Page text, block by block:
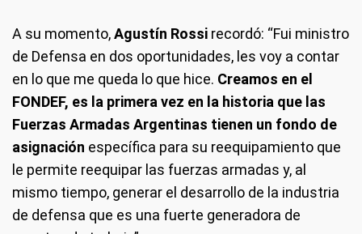
A su momento,Agustín Rossi recordó: “Fui ministro
de Defensa en dos oportunidades, les voy a contar
en lo que me queda lo que hice. Creamos en el
FONDEF, es la primera vez en la historia que las
Fuerzas Armadas Argentinas tienen un fondo de
asignación específica para su reequipamiento que
le permite reequipar las fuerzas armadas y, al
mismo tiempo, generar el desarrollo de la industria
de defensa que es una fuerte generadora de